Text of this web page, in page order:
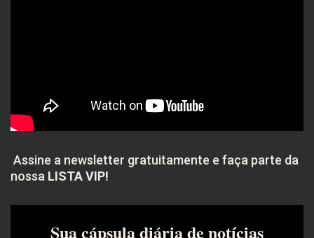
Assine a newsletter gratuitamente e faça parte da
nossa LISTA VIP!
Sua cápsula diária de notícias